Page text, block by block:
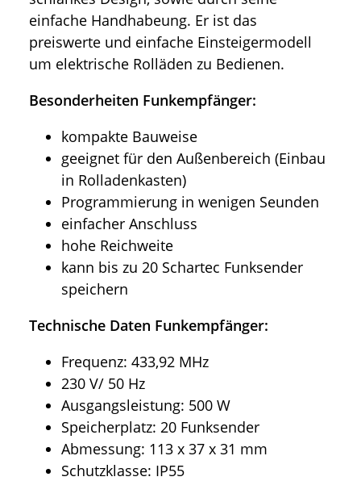
einfache Handhabeung. Er ist das
preiswerte und einfache Einsteigermodell
um elektrische Rolläden zu Bedienen.
Besonderheiten Funkempfänger:
kompakte Bauweise
geeignet für den Außenbereich (Einbau
in Rolladenkasten)
Programmierung in wenigen Seunden
einfacher Anschluss
hohe Reichweite
kann bis zu 20 Schartec Funksender
speichern
Technische Daten Funkempfänger:
Frequenz: 433,92 MHz
230 V/ 50 Hz
Ausgangsleistung: 500 W
Speicherplatz: 20 Funksender
Abmessung: 113 x 37 x 31 mm
Schutzklasse: IP55